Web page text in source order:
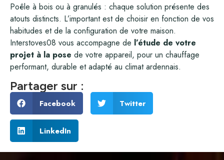
Poêle à bois ou à granulés : chaque solution présente des
atouts distincts. L’important est de choisir en fonction de vos
habitudes et de la configuration de votre maison.
Interstoves08 vous accompagne de l’étude de votre
projet à la pose de votre appareil, pour un chauffage
performant, durable et adapté au climat ardennais.
Partager sur :
Facebook Twitter
LinkedIn